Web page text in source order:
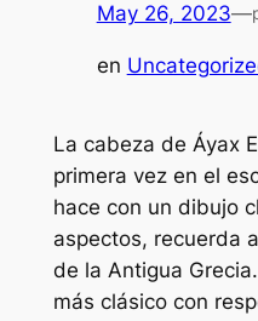
May 26, 2023—
en
La cabeza de Áyax
primera vez en el
hace con un dibujo
aspectos, recuerda
de la Antigua
más clásico con